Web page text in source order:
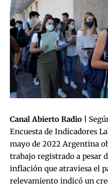
Canal Abierto Radio |
Encuesta de Indicadores
mayo de 2022 Argentina
trabajo registrado a pesar
inflación que atraviesa el
relevamiento indicó un